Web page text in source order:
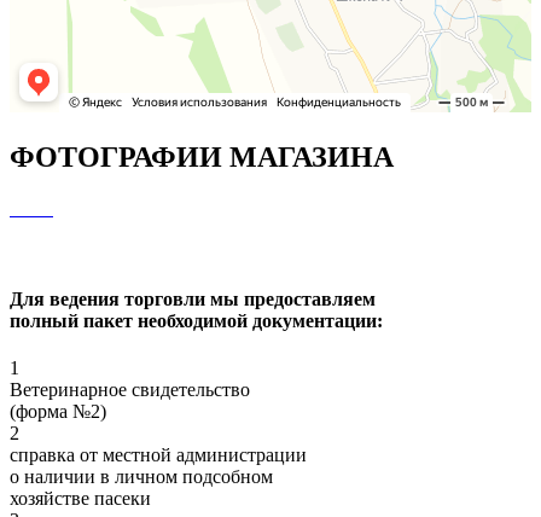
ФОТОГРАФИИ МАГАЗИНА
Для ведения торговли мы предоставляем
полный пакет необходимой документации:
1
Ветеринарное свидетельство
(форма №2)
2
cправка от местной администрации
о наличии в личном подсобном
хозяйстве пасеки